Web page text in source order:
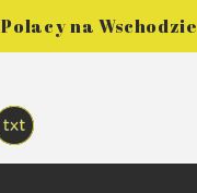
Polacy na Wschodzie